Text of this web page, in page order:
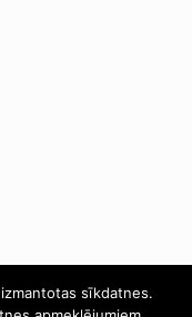
sīkdatnes.